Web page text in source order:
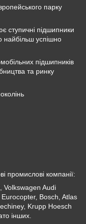
парку
ступичні підшипники
найбільш успішно
підшипників
та ринку
промислові компанії:
Volkswagen Audi
Bosch, Atlas
Krupp Hoesch
інших.